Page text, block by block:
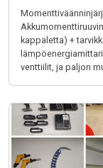
kappaletta) +
venttiilit, ja paljon